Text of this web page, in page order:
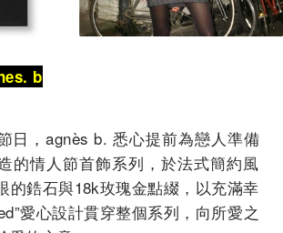
b
日，agnès b. 悉心提前為戀人準備
的情人節首飾系列， 於法式簡約風
的鋯石與18k玫瑰金點綴， 以充滿幸
愛心設計貫穿整個系列，向所愛之